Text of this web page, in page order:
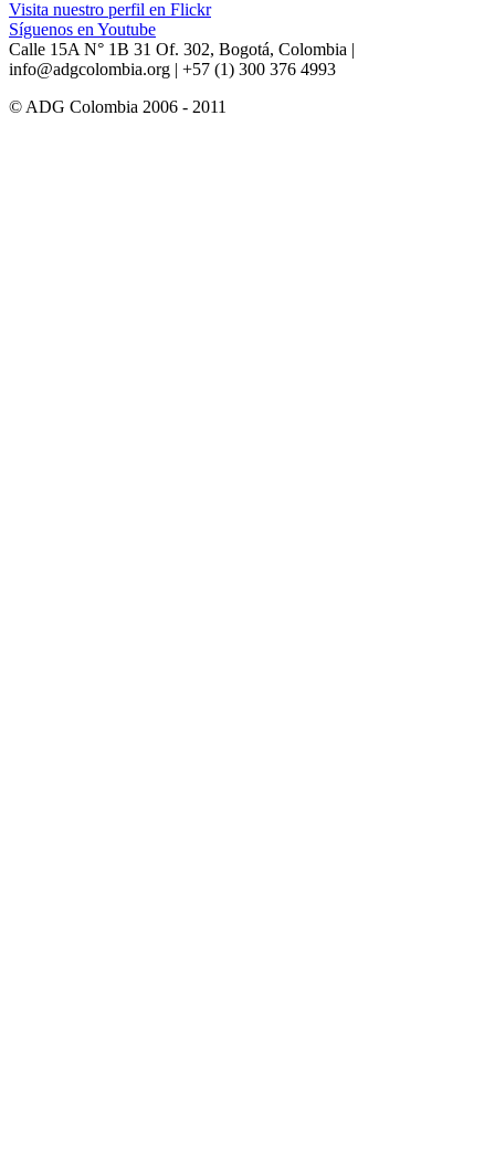
Visita nuestro perfil en Flickr
Síguenos en Youtube
Calle 15A N° 1B 31 Of. 302, Bogotá, Colombia |
info@adgcolombia.org | +57 (1) 300 376 4993
© ADG Colombia 2006 - 2011